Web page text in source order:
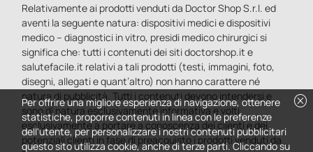
Relativamente ai prodotti venduti da Doctor Shop S.r.l. ed
aventi la seguente natura: dispositivi medici e dispositivi
medico – diagnostici in vitro, presidi medico chirurgici si
significa che: tutti i contenuti dei siti doctorshop.it e
salutefacile.it relativi a tali prodotti (testi, immagini, foto,
disegni, allegati e quant’altro) non hanno carattere né
natura di pubblicità. Tutti i contenuti devono intendersi e
sono di natura esclusivamente informativa e volti
esclusivamente a portare a conoscenza dei clienti e dei
potenziali clienti in fase di preacquisto i prodotti venduti da
cancel
Per offrire una migliore esperienza di navigazione, ottenere
statistiche, proporre contenuti in linea con le preferenze
dell'utente, per personalizzare i nostri contenuti pubblicitari
questo sito utilizza cookie, anche di terze parti. Cliccando su